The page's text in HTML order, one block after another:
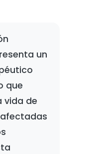
un
que
vida de